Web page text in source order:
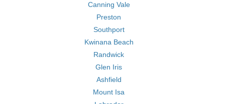
Canning Vale
Preston
Southport
Kwinana Beach
Randwick
Glen Iris
Ashfield
Mount Isa